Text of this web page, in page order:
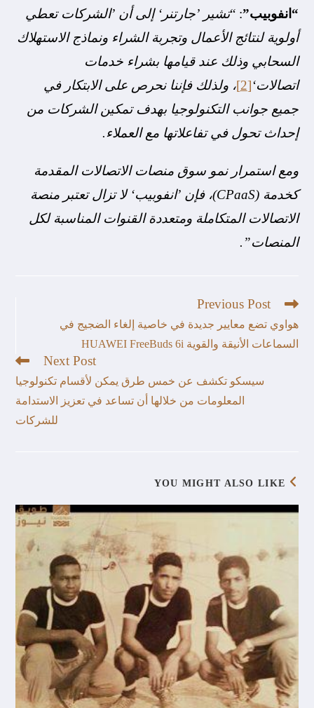
“انفوبيب”: “تشير ’جارتنر‘ إلى أن ’الشركات تعطي
أولوية لنتائج الأعمال وتجربة الشراء ونماذج الاستهلاك
السحابي وذلك عند قيامها بشراء خدمات
اتصالات‘[2]
، ولذلك فإننا نحرص على الابتكار في
جميع جوانب التكنولوجيا بهدف تمكين الشركات من
إحداث تحول في تفاعلاتها مع العملاء.
ومع استمرار نمو سوق منصات الاتصالات المقدمة
كخدمة (CPaaS)، فإن ’انفوبيب‘ لا تزال تعتبر منصة
الاتصالات المتكاملة ومتعددة القنوات المناسبة لكل
المنصات”.
Previous Post
هواوي تضع معايير جديدة في خاصية إلغاء الضجيج في
السماعات الأنيقة والقوية HUAWEI FreeBuds 6i
Next Post
سيسكو تكشف عن خمس طرق يمكن لأقسام تكنولوجيا
المعلومات من خلالها أن تساعد في تعزيز الاستدامة
للشركات
YOU MIGHT ALSO LIKE